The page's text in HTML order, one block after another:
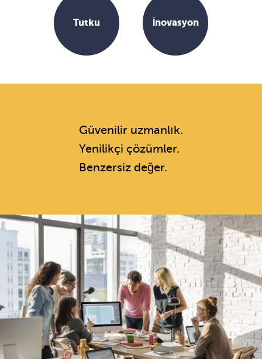
Tutku İnovasyon
Güvenilir uzmanlık.
Yenilikçi çözümler.
Benzersiz değer.